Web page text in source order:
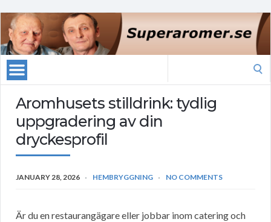
Aromhusets stilldrink: tydlig
uppgradering av din
dryckesprofil
JANUARY 28, 2026 HEMBRYGGNING NO COMMENTS
Är du en restaurangägare eller jobbar inom catering och